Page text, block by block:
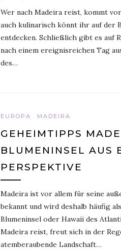
Wer nach Madeira reist, kommt
auch kulinarisch könnt ihr auf der
entdecken. Schließlich gibt es auf
nach einem ereignisreichen Tag
des…
EUROPA MADEIRA
GEHEIMTIPPS
BLUMENINSEL AUS
PERSPEKTIVE
Madeira ist vor allem für seine
bekannt und wird deshalb häufig
Blumeninsel oder Hawaii des
Madeira reist, freut sich in der
atemberaubende Landschaft…